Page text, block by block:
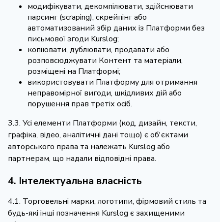
модифікувати, декомпілювати, здійснювати
парсинг (scraping), скрейпінг або
автоматизований збір даних із Платформи без
письмової згоди Kurslog;
копіювати, дублювати, продавати або
розповсюджувати Контент та матеріали,
розміщені на Платформі;
використовувати Платформу для отримання
неправомірної вигоди, шкідливих дій або
порушення прав третіх осіб.
3.3. Усі елементи Платформи (код, дизайн, тексти,
графіка, відео, аналітичні дані тощо) є об'єктами
авторського права та належать Kurslog або
партнерам, що надали відповідні права.
4. Інтелектуальна власність
4.1. Торговельні марки, логотипи, фірмовий стиль та
будь-які інші позначення Kurslog є захищеними